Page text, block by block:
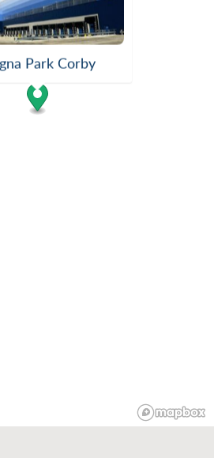
Park Corby